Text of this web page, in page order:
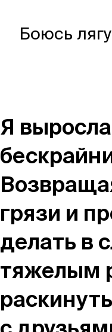
Галерея
+7 925
Москва,
Боюсь
Я
грязи и
делать в
тяжелым